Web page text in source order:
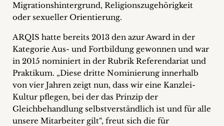
Philosophy
Press
inquiries
Contact
Migrationshintergrund, Religionszugehörigkeit
oder sexueller Orientierung.
ARQIS hatte bereits 2013 den azur Award in der
Kategorie Aus- und Fortbildung gewonnen und war
in 2015 nominiert in der Rubrik Referendariat und
Praktikum. „Diese dritte Nominierung innerhalb
von vier Jahren zeigt nun, dass wir eine Kanzlei-
Kultur pflegen, bei der das Prinzip der
Gleichbehandlung selbstverständlich ist und für alle
unsere Mitarbeiter gilt“, freut sich die für